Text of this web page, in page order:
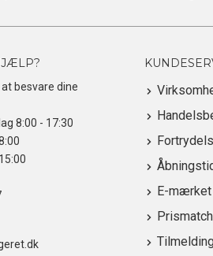
besvare dine
8:00 - 17:30
E-mærket
Prismatch